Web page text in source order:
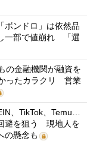
ンドロ」は依然品
一部で値崩れ 「選
の金融機関が融資を
ったカラクリ 営業
、TikTok、Temu…
避を狙う 現地人を
の懸念も